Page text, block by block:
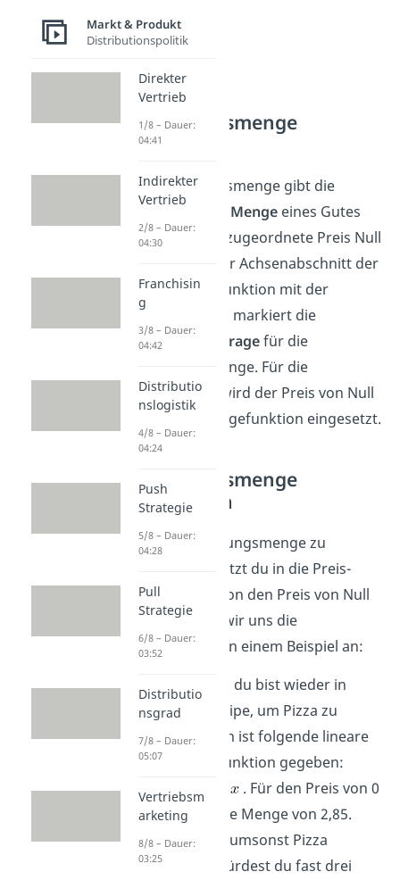
Sättigungsmenge
Definition
Die Sättigungsmenge gibt die
nachgefragte Mengeeines Gutes
an, wenn der zugeordnete Preis Null
entspricht. Der Achsenabschnitt der
Preis-Absatzfunktion mit der
Mengenachse markiert die
Konsumnachfragefür die
Sättigungsmenge. Für die
Berechnung wird der Preis von Null
in die Nachfragefunktion eingesetzt.
Sättigungsmenge
berechnen
Um die Sättigungsmenge zu
berechnen, setzt du in die Preis-
Absatz-Funktion den Preis von Null
ein. Schauen wir uns die
Berechnung an einem Beispiel an:
Angenommen du bist wieder in
deiner Unikneipe, um Pizza zu
essen. Für dich ist folgende lineare
Preis-Absatzfunktion gegeben:
. Für den Preis von 0
ergibt sich eine Menge von 2,85.
Wenn du also umsonst Pizza
bekommst, würdest du fast drei
Markt & Produkt
Distributionspolitik
Direkter
Vertrieb
1/8 – Dauer:
04:41
Indirekter
Vertrieb
2/8 – Dauer:
04:30
Franchisin
g
3/8 – Dauer:
04:42
Distributio
nslogistik
4/8 – Dauer:
04:24
Push
Strategie
5/8 – Dauer:
04:28
Pull
Strategie
6/8 – Dauer:
03:52
Distributio
nsgrad
7/8 – Dauer:
05:07
Vertriebsm
arketing
8/8 – Dauer:
03:25